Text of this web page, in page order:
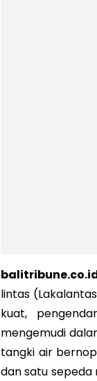
lintas
kuat,
mengemudi
tangki air
dan satu sepeda